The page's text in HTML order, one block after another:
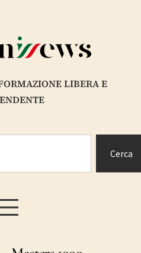
LIBERA E
Cerca